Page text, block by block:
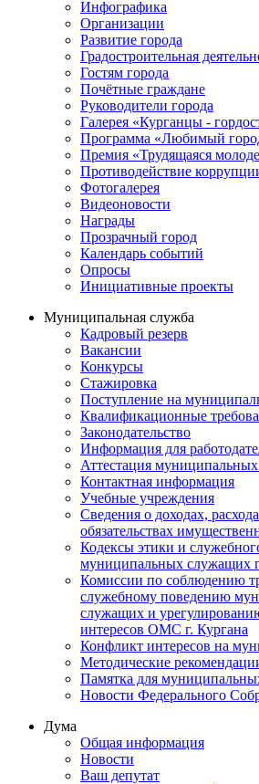
Инфографика
Организации
Развитие города
Градостроительная
Гостям города
Почётные граждане
Руководители города
Галерея «Курганцы -
Программа «Любимый
Премия «Трудящаяся
Противодействие
Фотогалерея
Видеоновости
Награды
Прозрачный город
Календарь событий
Опросы
Инициативные проекты
Муниципальная служба
Кадровый резерв
Вакансии
Конкурсы
Стажировка
Поступление на
Квалификационные
Законодательство
Информация для
Аттестация
Контактная информация
Учебные учреждения
Сведения о доходах,
обязательствах
Кодексы этики и
муниципальных служащих
Комиссии по соблюдению
служебному поведению
служащих и
интересов ОМС г. Кургана
Конфликт интересов на
Методические
Памятка для
Новости Федерального
Дума
Общая информация
Новости
Ваш депутат